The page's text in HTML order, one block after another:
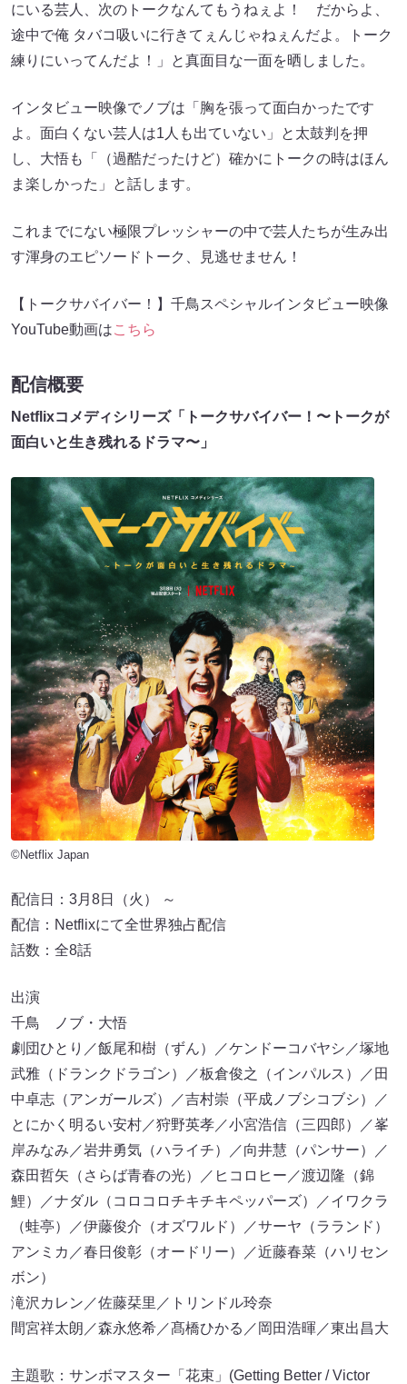
にいる芸人、次のトークなんてもうねぇよ！ だからよ、
途中で俺 タバコ吸いに行きてぇんじゃねぇんだよ。トーク
練りにいってんだよ！」と真面目な一面を晒しました。
インタビュー映像でノブは「胸を張って面白かったです
よ。面白くない芸人は1人も出ていない」と太鼓判を押
し、大悟も「（過酷だったけど）確かにトークの時はほん
ま楽しかった」と話します。
これまでにない極限プレッシャーの中で芸人たちが生み出
す渾身のエピソードトーク、見逃せません！
【トークサバイバー！】千鳥スペシャルインタビュー映像
YouTube動画はこちら
配信概要
Netflixコメディシリーズ「トークサバイバー！〜トークが
面白いと生き残れるドラマ〜」
©Netflix Japan
配信日：3月8日（火） ～
配信：Netflixにて全世界独占配信
話数：全8話
出演
千鳥 ノブ・大悟
劇団ひとり／飯尾和樹（ずん）／ケンドーコバヤシ／塚地
武雅（ドランクドラゴン）／板倉俊之（インパルス）／田
中卓志（アンガールズ）／吉村崇（平成ノブシコブシ）／
とにかく明るい安村／狩野英孝／小宮浩信（三四郎）／峯
岸みなみ／岩井勇気（ハライチ）／向井慧（パンサー）／
森田哲矢（さらば青春の光）／ヒコロヒー／渡辺隆（錦
鯉）／ナダル（コロコロチキチキペッパーズ）／イワクラ
（蛙亭）／伊藤俊介（オズワルド）／サーヤ（ラランド）
アンミカ／春日俊彰（オードリー）／近藤春菜（ハリセン
ボン）
滝沢カレン／佐藤栞里／トリンドル玲奈
間宮祥太朗／森永悠希／髙橋ひかる／岡田浩暉／東出昌大
主題歌：サンボマスター「花束」(Getting Better / Victor